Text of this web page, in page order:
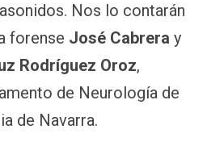
Nos lo contarán
forense José Cabrera y
Rodríguez Oroz,
de Neurología de
de Navarra.